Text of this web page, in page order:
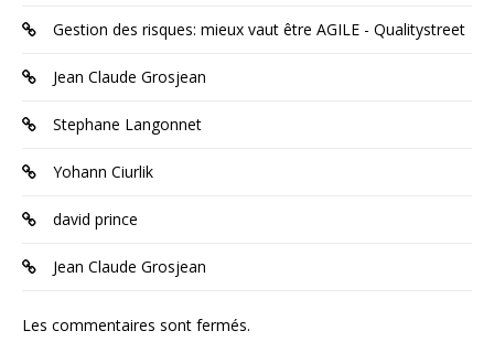
Gestion des risques: mieux vaut être AGILE - Qualitystreet
Jean Claude Grosjean
Stephane Langonnet
Yohann Ciurlik
david prince
Jean Claude Grosjean
Les commentaires sont fermés.